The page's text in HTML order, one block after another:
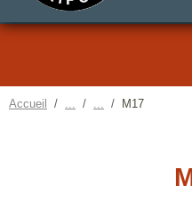
Accueil M17